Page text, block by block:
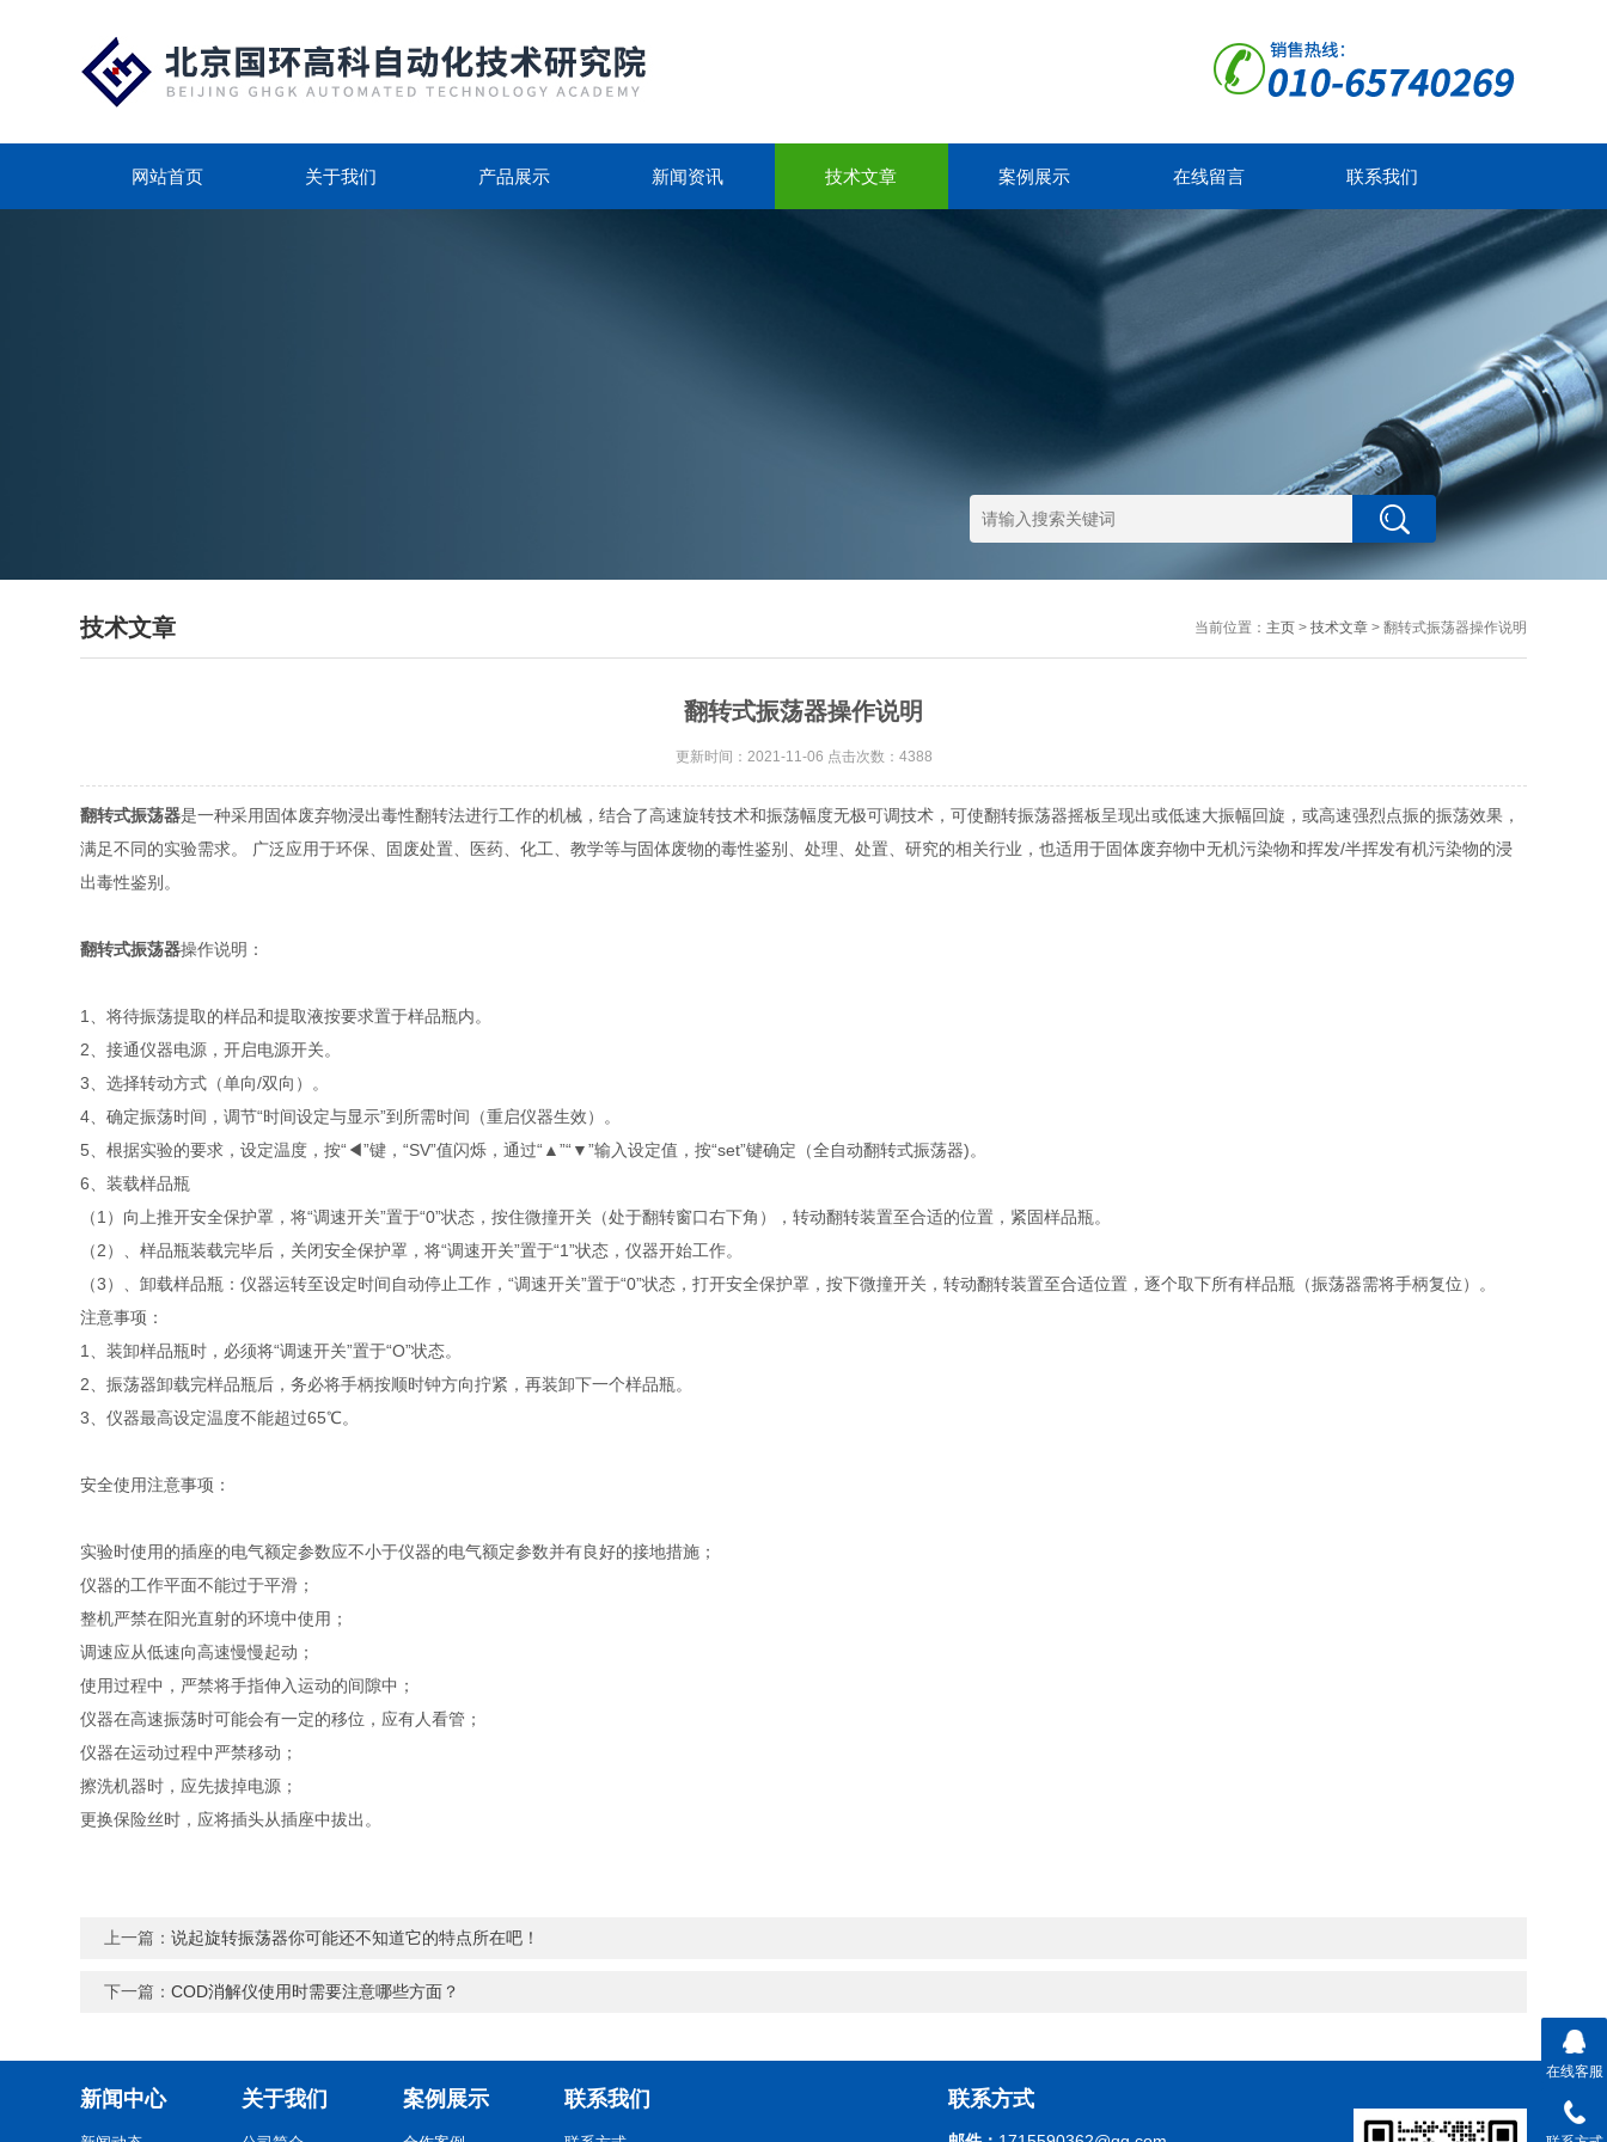
网站首页 关于我们 产品展示 新闻资讯 技术文章 案例展示 在线留言 联系我们
技术文章 当前位置： 主页> 技术文章> 翻转式振荡器操作说明
翻转式振荡器操作说明
更新时间：2021-11-06 点击次数：4388
翻转式振荡器是一种采用固体废弃物浸出毒性翻转法进行工作的机械，结合了高速旋转技术和振荡幅度无极可调技术，可使翻转振荡器摇板呈现出或低速大振幅回旋，或高速强烈点振的振荡效果，
满足不同的实验需求。 广泛应用于环保、固废处置、医药、化工、教学等与固体废物的毒性鉴别、处理、处置、研究的相关行业，也适用于固体废弃物中无机污染物和挥发/半挥发有机污染物的浸
出毒性鉴别。
翻转式振荡器操作说明：
1、将待振荡提取的样品和提取液按要求置于样品瓶内。
2、接通仪器电源，开启电源开关。
3、选择转动方式（单向/双向）。
4、确定振荡时间，调节“时间设定与显示”到所需时间（重启仪器生效）。
5、根据实验的要求，设定温度，按“◀”键，“SV”值闪烁，通过“▲”“▼”输入设定值，按“set”键确定（全自动翻转式振荡器)。
6、装载样品瓶
（1）向上推开安全保护罩，将“调速开关”置于“0”状态，按住微撞开关（处于翻转窗口右下角），转动翻转装置至合适的位置，紧固样品瓶。
（2）、样品瓶装载完毕后，关闭安全保护罩，将“调速开关”置于“1”状态，仪器开始工作。
（3）、卸载样品瓶：仪器运转至设定时间自动停止工作，“调速开关”置于“0”状态，打开安全保护罩，按下微撞开关，转动翻转装置至合适位置，逐个取下所有样品瓶（振荡器需将手柄复位）。
注意事项：
1、装卸样品瓶时，必须将“调速开关”置于“O”状态。
2、振荡器卸载完样品瓶后，务必将手柄按顺时钟方向拧紧，再装卸下一个样品瓶。
3、仪器最高设定温度不能超过65℃。
安全使用注意事项：
实验时使用的插座的电气额定参数应不小于仪器的电气额定参数并有良好的接地措施；
仪器的工作平面不能过于平滑；
整机严禁在阳光直射的环境中使用；
调速应从低速向高速慢慢起动；
使用过程中，严禁将手指伸入运动的间隙中；
仪器在高速振荡时可能会有一定的移位，应有人看管；
仪器在运动过程中严禁移动；
擦洗机器时，应先拔掉电源；
更换保险丝时，应将插头从插座中拔出。
上一篇：说起旋转振荡器你可能还不知道它的特点所在吧！
下一篇：COD消解仪使用时需要注意哪些方面？
新闻中心 关于我们 案例展示 联系我们 联系方式
在线客服